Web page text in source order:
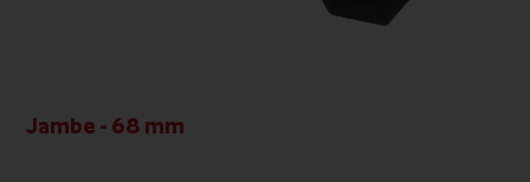
Jambe - 68 mm